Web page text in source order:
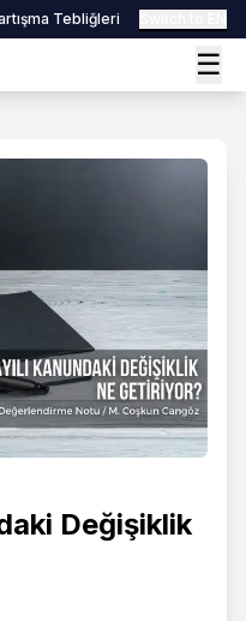
Tebliğleri
☰
Değişiklik